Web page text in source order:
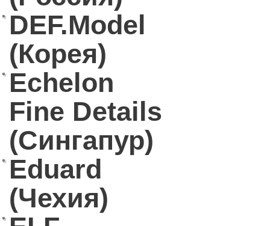
DEF.Model
(Корея)
Echelon
Fine Details
(Сингапур)
Eduard
(Чехия)